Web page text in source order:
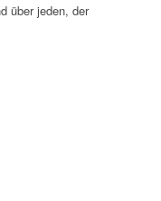
über jeden, der